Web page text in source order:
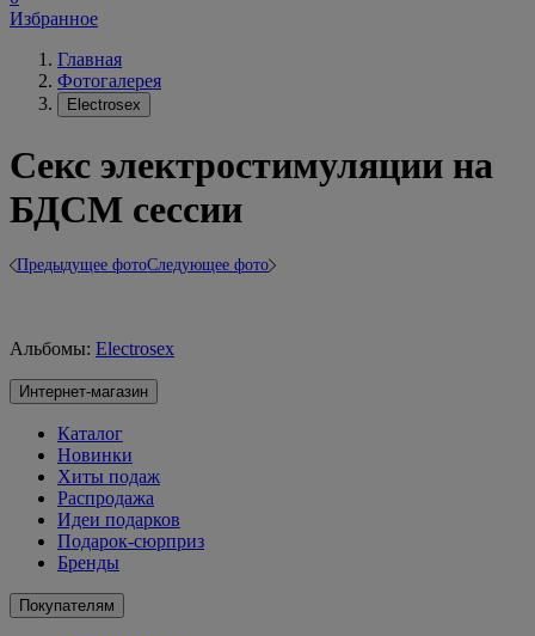
Избранное
Главная
Фотогалерея
Electrosex
Секс электростимуляции на
БДСМ сессии
Предыдущее фотоСледующее фото
Альбомы: Electrosex
Интернет-магазин
Каталог
Новинки
Хиты подаж
Распродажа
Идеи подарков
Подарок-сюрприз
Бренды
Покупателям